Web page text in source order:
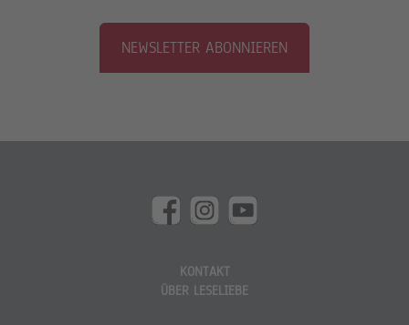
NEWSLETTER ABONNIEREN
KONTAKT
ÜBER LESELIEBE